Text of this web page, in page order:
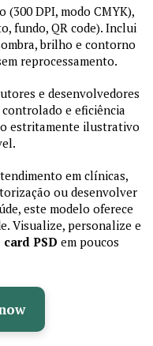
DPI, modo CMYK),
fundo, QR code). Inclui
brilho e contorno
reprocessamento.
e desenvolvedores
e eficiência
estritamente ilustrativo
em clínicas,
ou desenvolver
este modelo oferece
Visualize, personalize e
PSD em poucos